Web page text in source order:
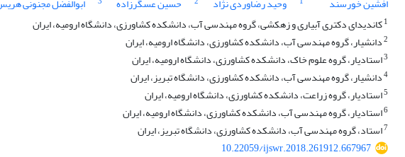
افشین خورسند
وحید رضاوردی نژاد حسین عسگرزاده ابوالفضل مجنونی
1کاندیدای دکتری آبیاری و زهکشی، گروه مهندسی آب، دانشکده کشاورزی، دانشگاه ارومیه، ایران
2دانشیار، گروه مهندسی آب، دانشکده کشاورزی، دانشگاه ارومیه، ایران
3استادیار، گروه علوم خاک، دانشکده کشاورزی، دانشگاه ارومیه، ایران
4دانشیار، گروه مهندسی آب، دانشکده کشاورزی، دانشگاه تبریز، ایران
5استادیار، گروه زراعت، دانشکده کشاورزی، دانشگاه ارومیه، ایران
6استادیار، گروه مهندسی آب، دانشکده کشاورزی، دانشگاه ارومیه، ایران
7استاد، گروه مهندسی آب، دانشکده کشاورزی، دانشگاه تبریز، ایران
10.22059/ijswr.2018.261912.667967